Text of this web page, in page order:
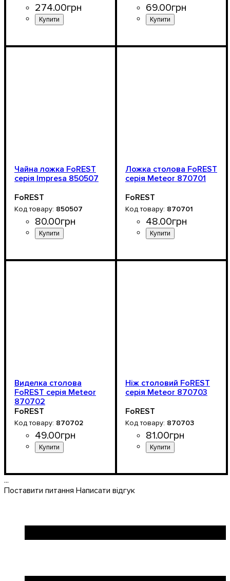
274.00грн 69.00грн
Чайна ложка FoREST
серія Impresa 850507
FoREST
850507
80.00грн
Ложка столова FoREST
серія Meteor 870701
FoREST
870701
48.00грн
Виделка столова
FoREST серія Meteor
870702
FoREST
870702
49.00грн
Ніж столовий FoREST
серія Meteor 870703
FoREST
870703
81.00грн
...
Поставити питання Написати відгук